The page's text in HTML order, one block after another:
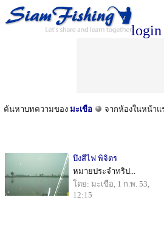
login
ค้นหาบทความของ มะเขือ จากห้องในหน้าแ
บึงสีไฟ พิจิตร
หมายประจำทริป...
โดย: มะเขือ, 1 ก.พ. 53,
12:15